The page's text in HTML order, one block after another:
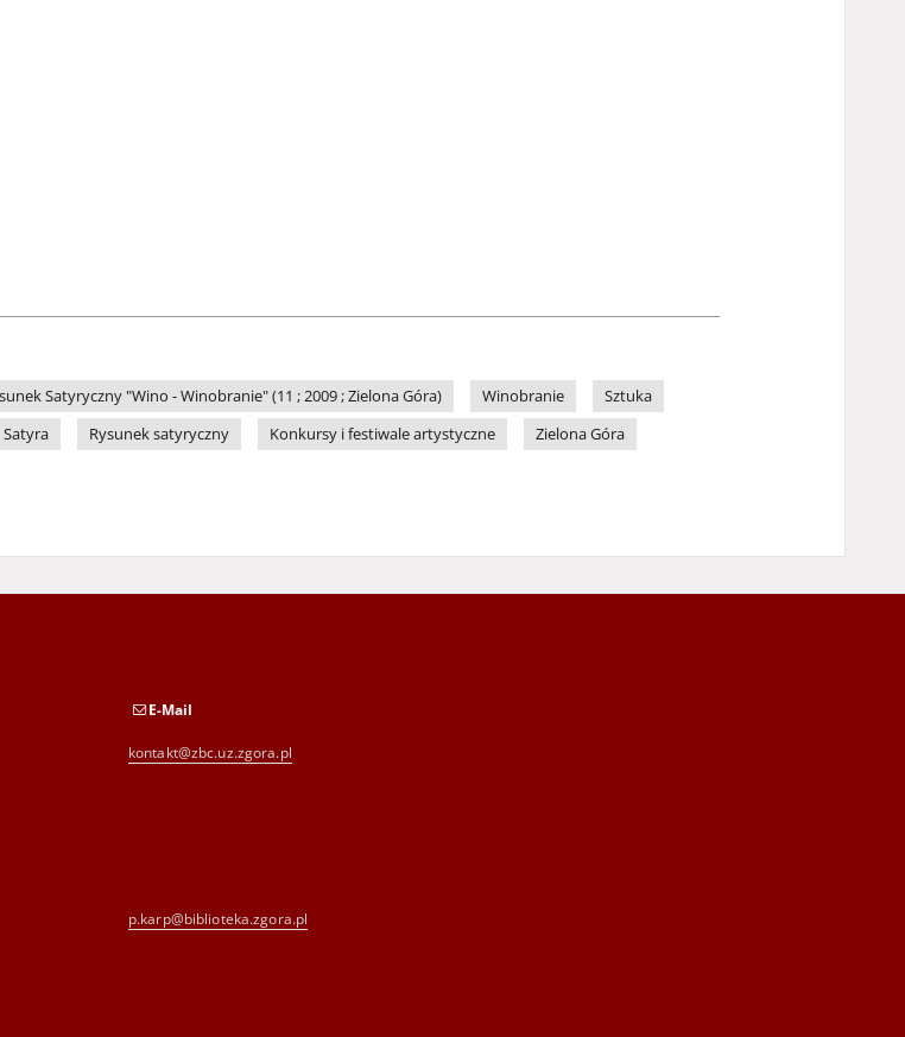
Satyryczny "Wino - Winobranie" (11 ; 2009 ; Zielona Góra)
Winobranie
Sztuka
Satyra Rysunek satyryczny Konkursy i festiwale artystyczne
Zielona Góra
E-Mail
kontakt@zbc.uz.zgora.pl
p.karp@biblioteka.zgora.pl